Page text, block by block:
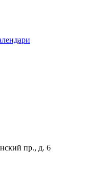
пр., д. 6